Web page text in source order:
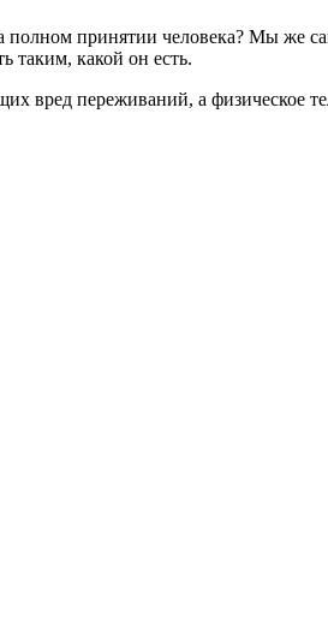
полном принятии человека? Мы же
таким, какой он есть.
вред переживаний, а физическое